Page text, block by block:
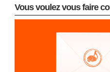
Vous voulez vous faire